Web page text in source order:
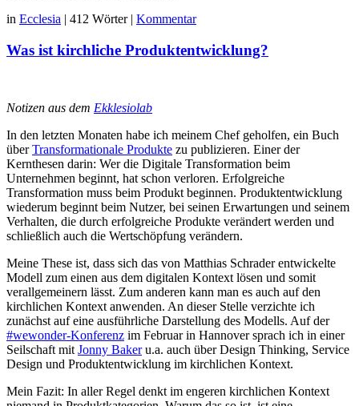
in Ecclesia | 412 Wörter | Kommentar
Was ist kirchliche Produktentwicklung?
Notizen aus dem Ekklesiolab
In den letzten Monaten habe ich meinem Chef geholfen, ein Buch
überTransformationale Produkte zu publizieren. Einer der
Kernthesen darin: Wer die Digitale Transformation beim
Unternehmen beginnt, hat schon verloren. Erfolgreiche
Transformation muss beim Produkt beginnen. Produktentwicklung
wiederum beginnt beim Nutzer, bei seinen Erwartungen und seinem
Verhalten, die durch erfolgreiche Produkte verändert werden und
schließlich auch die Wertschöpfung verändern.
Meine These ist, dass sich das von Matthias Schrader entwickelte
Modell zum einen aus dem digitalen Kontext lösen und somit
verallgemeinern lässt. Zum anderen kann man es auch auf den
kirchlichen Kontext anwenden. An dieser Stelle verzichte ich
zunächst auf eine ausführliche Darstellung des Modells. Auf der
#wewonder-Konferenz im Februar in Hannover sprach ich in einer
Seilschaft mitJonny Bakeru.a. auch über Design Thinking, Service
Design und Produktentwicklung im kirchlichen Kontext.
Mein Fazit: In aller Regel denkt im engeren kirchlichen Kontext